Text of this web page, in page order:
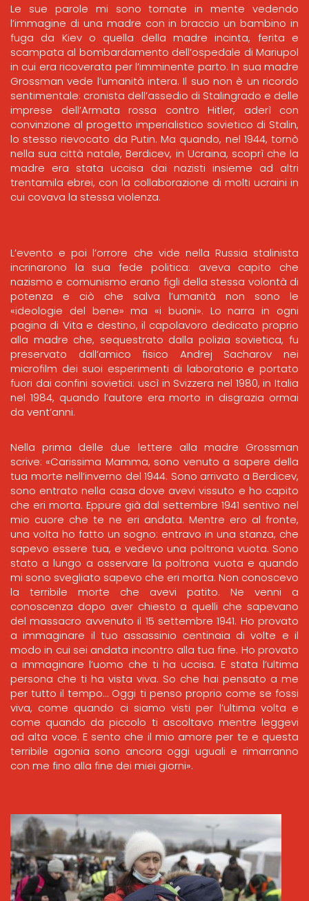
Le sue parole mi sono tornate in mente vedendo
l’immagine di una madre con in braccio un bambino in
fuga da Kiev o quella della madre incinta, ferita e
scampata al bombardamento dell’ospedale di Mariupol
in cui era ricoverata per l’imminente parto. In sua madre
Grossman vede l’umanità intera. Il suo non è un ricordo
sentimentale: cronista dell’assedio di Stalingrado e delle
imprese dell’Armata rossa contro Hitler, aderì con
convinzione al progetto imperialistico sovietico di Stalin,
lo stesso rievocato da Putin. Ma quando, nel 1944, tornò
nella sua città natale, Berdicev, in Ucraina, scoprì che la
madre era stata uccisa dai nazisti insieme ad altri
trentamila ebrei, con la collaborazione di molti ucraini in
cui covava la stessa violenza.
L’evento e poi l’orrore che vide nella Russia stalinista
incrinarono la sua fede politica: aveva capito che
nazismo e comunismo erano figli della stessa volontà di
potenza e ciò che salva l’umanità non sono le
«ideologie del bene» ma «i buoni». Lo narra in ogni
pagina di Vita e destino, il capolavoro dedicato proprio
alla madre che, sequestrato dalla polizia sovietica, fu
preservato dall’amico fisico Andrej Sacharov nei
microfilm dei suoi esperimenti di laboratorio e portato
fuori dai confini sovietici: uscì in Svizzera nel 1980, in Italia
nel 1984, quando l’autore era morto in disgrazia ormai
da vent’anni.
Nella prima delle due lettere alla madre Grossman
scrive: «Carissima Mamma, sono venuto a sapere della
tua morte nell’inverno del 1944. Sono arrivato a Berdicev,
sono entrato nella casa dove avevi vissuto e ho capito
che eri morta. Eppure già dal settembre 1941 sentivo nel
mio cuore che te ne eri andata. Mentre ero al fronte,
una volta ho fatto un sogno: entravo in una stanza, che
sapevo essere tua, e vedevo una poltrona vuota. Sono
stato a lungo a osservare la poltrona vuota e quando
mi sono svegliato sapevo che eri morta. Non conoscevo
la terribile morte che avevi patito. Ne venni a
conoscenza dopo aver chiesto a quelli che sapevano
del massacro avvenuto il 15 settembre 1941. Ho provato
a immaginare il tuo assassinio centinaia di volte e il
modo in cui sei andata incontro alla tua fine. Ho provato
a immaginare l’uomo che ti ha uccisa. E stata l’ultima
persona che ti ha vista viva. So che hai pensato a me
per tutto il tempo… Oggi ti penso proprio come se fossi
viva, come quando ci siamo visti per l’ultima volta e
come quando da piccolo ti ascoltavo mentre leggevi
ad alta voce. E sento che il mio amore per te e questa
terribile agonia sono ancora oggi uguali e rimarranno
con me fino alla fine dei miei giorni».